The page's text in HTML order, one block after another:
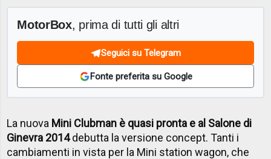
MotorBox, prima di tutti gli altri
Seguici su Telegram
Fonte preferita su Google
La nuova Mini Clubman è quasi pronta e al Salone di
Ginevra 2014debutta la versione concept. Tanti i
cambiamenti in vista per la Mini station wagon, che